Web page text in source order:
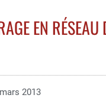
EN
2013